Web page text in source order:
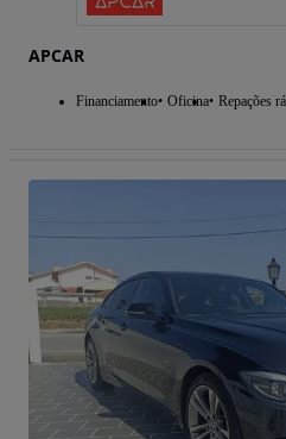
APCAR
Financiamento Oficina Repações